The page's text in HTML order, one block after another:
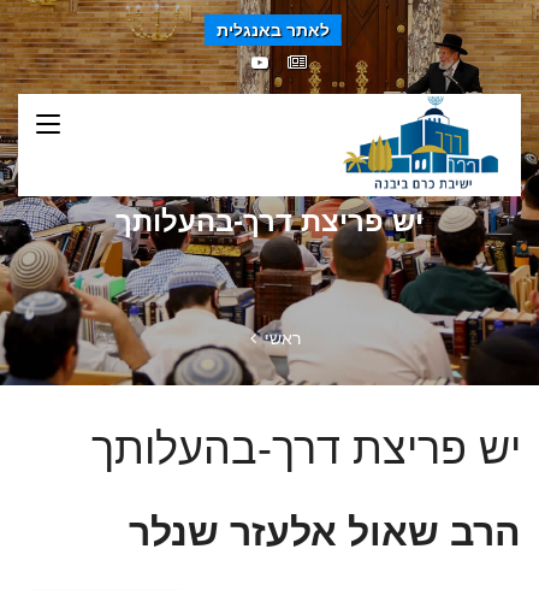
לאתר באנגלית
יש פריצת דרך-בהעלותך
ראשי
יש פריצת דרך-בהעלותך
הרב שאול אלעזר שנלר